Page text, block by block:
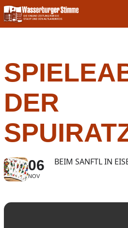
Skip
to
content
DER
06
NOV
BEIM SANFTL IN